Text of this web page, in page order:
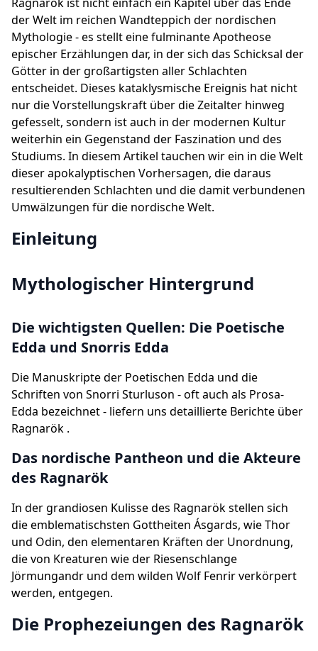
der Welt im reichen Wandteppich der nordischen
Mythologie - es stellt eine fulminante Apotheose
epischer Erzählungen dar, in der sich das Schicksal der
Götter in der großartigsten aller Schlachten
entscheidet. Dieses kataklysmische Ereignis hat nicht
nur die Vorstellungskraft über die Zeitalter hinweg
gefesselt, sondern ist auch in der modernen Kultur
weiterhin ein Gegenstand der Faszination und des
Studiums. In diesem Artikel tauchen wir ein in die Welt
dieser apokalyptischen Vorhersagen, die daraus
resultierenden Schlachten und die damit verbundenen
Umwälzungen für die nordische Welt.
Einleitung
Mythologischer Hintergrund
Die wichtigsten Quellen: Die Poetische
Edda und Snorris Edda
Die Manuskripte der Poetischen Edda und die
Schriften von Snorri Sturluson - oft auch als Prosa-
Edda bezeichnet - liefern uns detaillierte Berichte über
Ragnarök .
Das nordische Pantheon und die Akteure
des Ragnarök
In der grandiosen Kulisse des Ragnarök stellen sich
die emblematischsten Gottheiten Ásgards, wie Thor
und Odin, den elementaren Kräften der Unordnung,
die von Kreaturen wie der Riesenschlange
Jörmungandr und dem wilden Wolf Fenrir verkörpert
werden, entgegen.
Die Prophezeiungen des Ragnarök